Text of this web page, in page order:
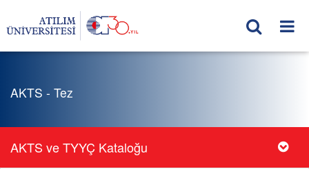
AKTS - Tez
AKTS ve TYYÇ Kataloğu